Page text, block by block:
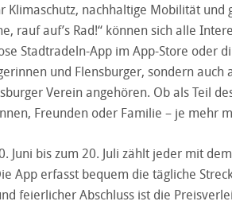
Klimaschutz, nachhaltige Mobilität
rauf auf’s Rad!“ können sich alle
Stadtradeln-App im App-Store oder
und Flensburger, sondern
Verein angehören. Ob als Teil
Freunden oder Familie – je mehr
Juni bis zum 20. Juli zählt jeder mit
App erfasst bequem die tägliche
feierlicher Abschluss ist die